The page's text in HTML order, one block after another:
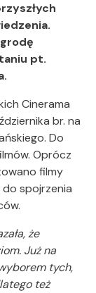
pt.
Cinerama
br. na
Do
Oprócz
filmy
spojrzenia
że
Już na
tych,
też